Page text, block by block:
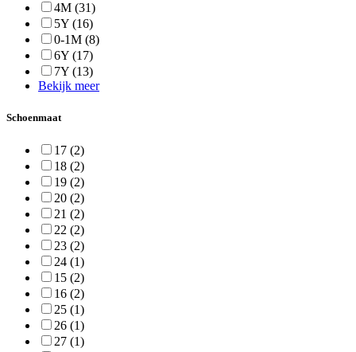
4M (31)
5Y (16)
0-1M (8)
6Y (17)
7Y (13)
Bekijk meer
Schoenmaat
17 (2)
18 (2)
19 (2)
20 (2)
21 (2)
22 (2)
23 (2)
24 (1)
15 (2)
16 (2)
25 (1)
26 (1)
27 (1)